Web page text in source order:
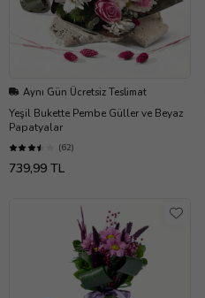
Aynı Gün Ücretsiz Teslimat
Yeşil Bukette Pembe Güller ve Beyaz
Papatyalar
(62)
739,99 TL